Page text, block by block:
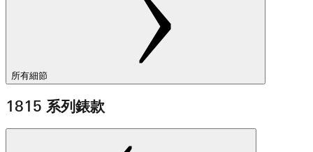
所有細節
1815 系列錶款